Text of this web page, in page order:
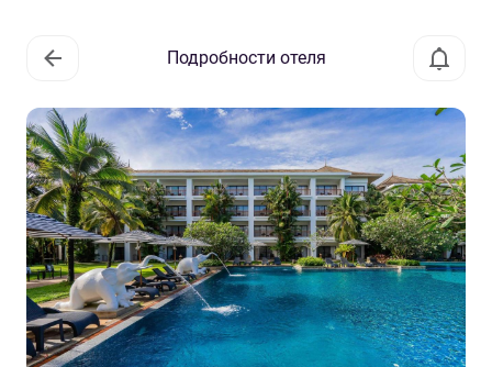
Подробности отеля